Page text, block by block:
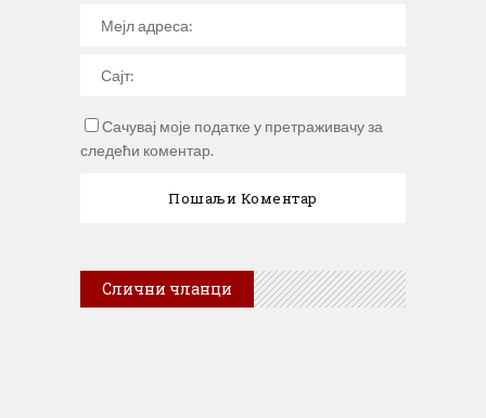
Сачувај моје податке у претраживачу за
следећи коментар.
Слични чланци